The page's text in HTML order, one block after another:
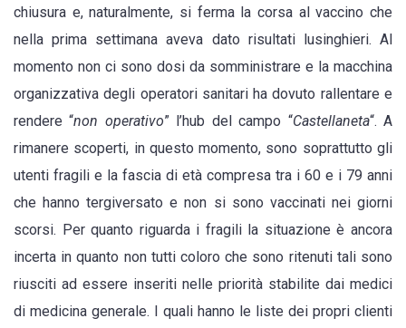
il
centro
vaccinale,
mancano
le
dosi
di
vaccino
chiusura e, naturalmente, si ferma la corsa al vaccino che
nella prima settimana aveva dato risultati lusinghieri. Al
momento non ci sono dosi da somministrare e la macchina
organizzativa degli operatori sanitari ha dovuto rallentare e
rendere “non operativo” l’hub del campo “Castellaneta“. A
rimanere scoperti, in questo momento, sono soprattutto gli
utenti fragili e la fascia di età compresa tra i 60 e i 79 anni
che hanno tergiversato e non si sono vaccinati nei giorni
scorsi. Per quanto riguarda i fragili la situazione è ancora
incerta in quanto non tutti coloro che sono ritenuti tali sono
riusciti ad essere inseriti nelle priorità stabilite dai medici
di medicina generale. I quali hanno le liste dei propri clienti